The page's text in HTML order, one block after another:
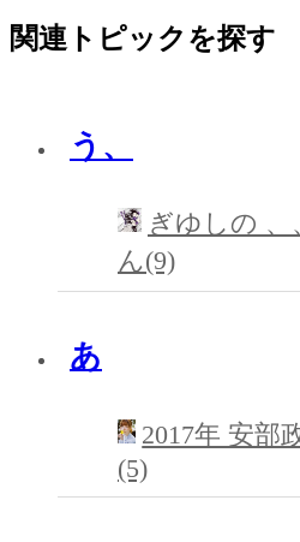
関連トピックを探す
う、
ぎゆしの 、
ん(9)
あ
2017年 安部
(5)